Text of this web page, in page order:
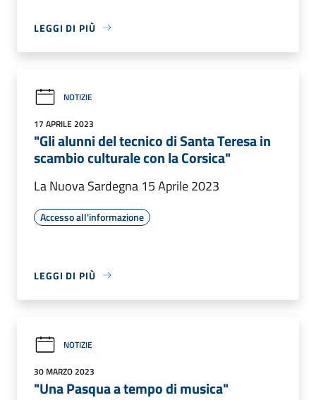
LEGGI DI PIÙ
NOTIZIE
17 APRILE 2023
"Gli alunni del tecnico di Santa Teresa in
scambio culturale con la Corsica"
La Nuova Sardegna 15 Aprile 2023
Accesso all'informazione
LEGGI DI PIÙ
NOTIZIE
30 MARZO 2023
"Una Pasqua a tempo di musica"